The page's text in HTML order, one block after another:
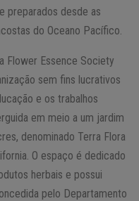
preparados desde as
do Oceano Pacífico.
Flower Essence Society
sem fins lucrativos
e os trabalhos
em meio a um jardim
denominado Terra Flora
O espaço é dedicado
herbais e possui
pelo Departamento